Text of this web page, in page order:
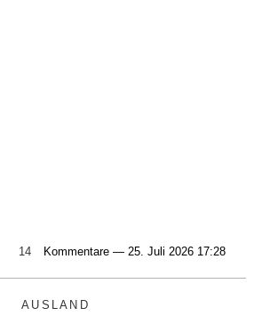
14 Kommentare — 25. Juli 2026 17:28
AUSLAND